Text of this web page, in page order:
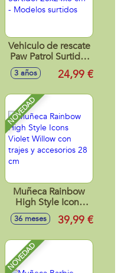
Vehiculo de rescate
Paw Patrol Surtido.
20x24x8 cm -
Modelos surtidos
3 años 24,99 €
NOVEDAD
Muñeca Rainbow
High Style Icons
Violet Willow con
trajes y accesorios
36 meses 39,99 €
NOVEDAD